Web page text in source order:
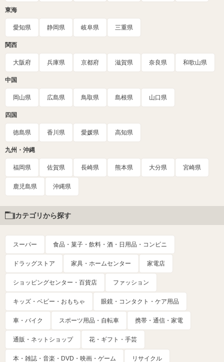
東海
愛知県 静岡県 岐阜県 三重県
関西
大阪府 兵庫県 京都府 滋賀県 奈良県 和歌山県
中国
岡山県 広島県 鳥取県 島根県 山口県
四国
徳島県 香川県 愛媛県 高知県
九州・沖縄
福岡県 佐賀県 長崎県 熊本県 大分県 宮崎県
鹿児島県 沖縄県
カテゴリから探す
スーパー 食品・菓子・飲料・酒・日用品・コンビニ
ドラッグストア 家具・ホームセンター 家電店
ショッピングセンター・百貨店 ファッション
キッズ・ベビー・おもちゃ 眼鏡・コンタクト・ケア用品
車・バイク スポーツ用品・自転車 携帯・通信・家電
通販・ネットショップ 花・ギフト・手芸
本・雑誌・音楽・DVD・映画・ゲーム リサイクル